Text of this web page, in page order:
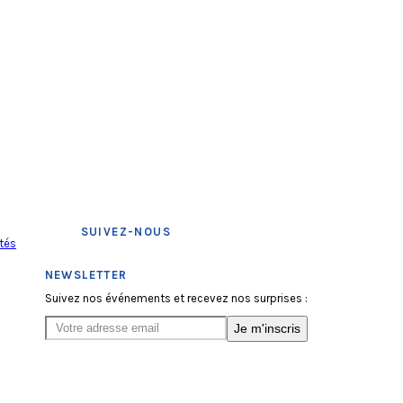
SUIVEZ-NOUS
NEWSLETTER
Suivez nos événements et recevez nos surprises :
Je m'inscris